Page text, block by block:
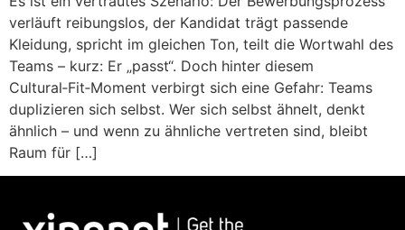
verläuft reibungslos, der Kandidat trägt passende
Kleidung, spricht im gleichen Ton, teilt die Wortwahl des
Teams – kurz: Er „passt“. Doch hinter diesem
Cultural‑Fit‑Moment verbirgt sich eine Gefahr: Teams
duplizieren sich selbst. Wer sich selbst ähnelt, denkt
ähnlich – und wenn zu ähnliche vertreten sind, bleibt
Raum für […]